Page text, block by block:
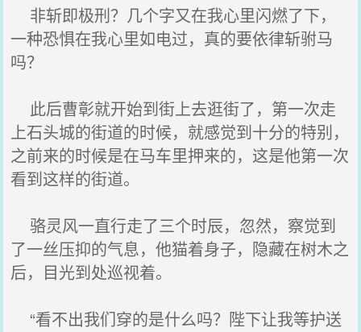
非斩即极刑？几个字又在我心里闪燃了下，
一种恐惧在我心里如电过，真的要依律斩驸马
吗？
此后曹彰就开始到街上去逛街了，第一次走
上石头城的街道的时候，就感觉到十分的特别，
之前来的时候是在马车里押来的，这是他第一次
看到这样的街道。
骆灵风一直行走了三个时辰，忽然，察觉到
了一丝压抑的气息，他猫着身子，隐藏在树木之
后，目光到处巡视着。
“看不出我们穿的是什么吗？陛下让我等护送